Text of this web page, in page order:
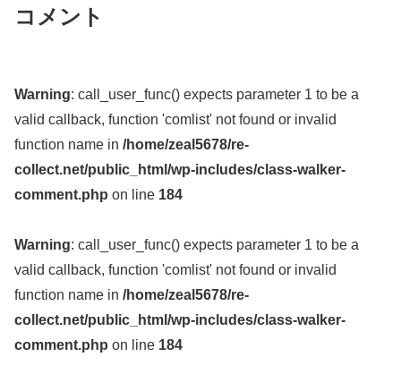
コメント
Warning: call_user_func() expects parameter 1 to be a
valid callback, function 'comlist' not found or invalid
function name in /home/zeal5678/re-
collect.net/public_html/wp-includes/class-walker-
comment.php on line 184
Warning: call_user_func() expects parameter 1 to be a
valid callback, function 'comlist' not found or invalid
function name in /home/zeal5678/re-
collect.net/public_html/wp-includes/class-walker-
comment.php on line 184